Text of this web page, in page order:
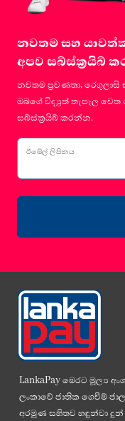
නවතම සහ
අපව සබ්ස්ක්‍රයිබ්
නවතම ප්‍රවණතා,
ඔබගේ විද්‍යුත් තැපෑල වෙත
සබ්ස්ක්‍රයිබ් කරන්න.
ඊමේල් ලිපිනය
LankaPay මෙරට මූල්‍ය
ලංකාවේ ජාතික ගෙවීම්
අරමුණ සහිතව හඳුන්වා